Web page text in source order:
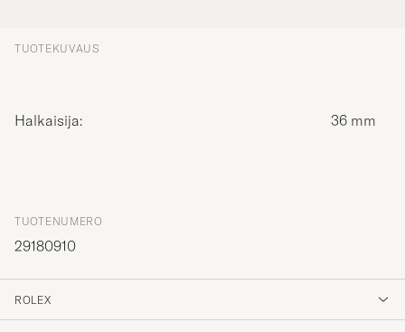
TUOTEKUVAUS
Halkaisija: 36 mm
TUOTENUMERO
29180910
ROLEX